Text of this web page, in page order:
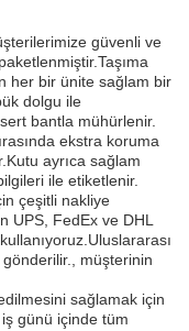
güvenli ve
her bir ünite sağlam bir
dolgu ile
bantla mühürlenir.
ekstra koruma
ayrıca sağlam
ile etiketlenir.
çeşitli nakliye
UPS, FedEx ve DHL
gönderilir., müşterinin
sağlamak için
günü içinde tüm